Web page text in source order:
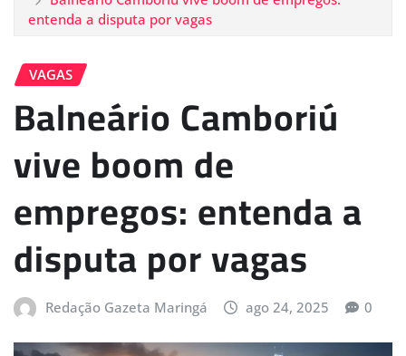
entenda a disputa por vagas
VAGAS
Balneário Camboriú
vive boom de
empregos: entenda a
disputa por vagas
Redação Gazeta Maringá ago 24, 2025 0